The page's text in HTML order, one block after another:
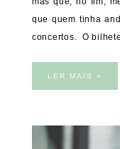
que quem tinha
concertos. O
LER MAIS »